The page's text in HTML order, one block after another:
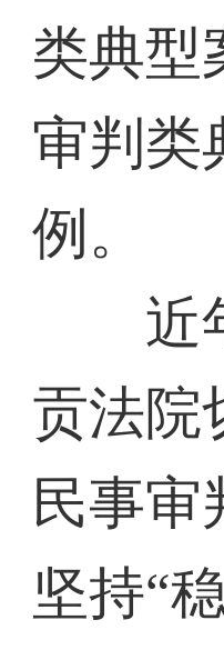
类典型
审判类
例。
近年
贡法院
民事审
坚持“